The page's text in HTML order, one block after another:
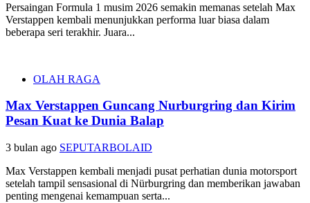
Persaingan Formula 1 musim 2026 semakin memanas setelah Max
Verstappen kembali menunjukkan performa luar biasa dalam
beberapa seri terakhir. Juara...
OLAH RAGA
Max Verstappen Guncang Nurburgring dan Kirim
Pesan Kuat ke Dunia Balap
3 bulan ago SEPUTARBOLAID
Max Verstappen kembali menjadi pusat perhatian dunia motorsport
setelah tampil sensasional di Nürburgring dan memberikan jawaban
penting mengenai kemampuan serta...